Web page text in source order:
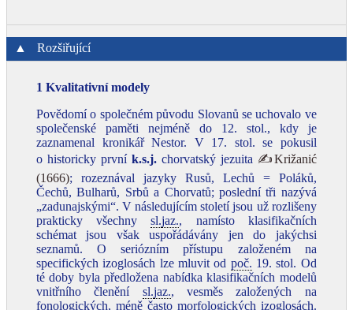
▲ Rozšiřující
1 Kvalitativní modely
Povědomí o společném původu Slovanů se uchovalo ve
společenské paměti nejméně do 12. stol., kdy je
zaznamenal kronikář Nestor. V 17. stol. se pokusil
o historicky první k.s.j.chorvatský jezuita ✍Križanić
(1666); rozeznával jazyky Rusů, Lechů = Poláků,
Čechů, Bulharů, Srbů a Chorvatů; poslední tři nazývá
„zadunajskými“. V následujícím století jsou už rozlišeny
prakticky všechnysl.jaz., namísto klasifikačních
schémat jsou však uspořádávány jen do jakýchsi
seznamů. O seriózním přístupu založeném na
specifických izoglosách lze mluvit od poč. 19. stol. Od
té doby byla předložena nabídka klasifikačních modelů
vnitřního členění sl.jaz., vesměs založených na
fonologických, méně často morfologických izoglosách.